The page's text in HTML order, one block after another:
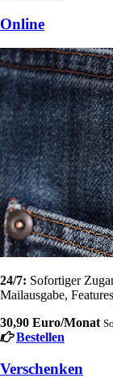
Online
24/7: Sofortiger
Mailausgabe,
30,90 Euro/Monat
Bestellen
Verschenken